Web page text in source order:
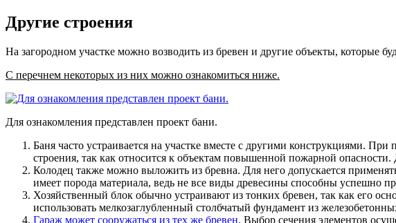
Другие строения
На загородном участке можно возводить из бревен и другие объекты, которые
С перечнем некоторых из них можно ознакомиться ниже.
Для ознакомления представлен проект бани.
Баня часто устраивается на участке вместе с другими конструкциями. При
строения, так как относится к объектам повышенной пожарной
Колодец также можно выложить из бревна. Для него допускается
имеет порода материала, ведь не все виды древесины способны успешно
Хозяйственный блок обычно устраивают из тонких бревен, так как его
использовать мелкозаглубленный столбчатый фундамент из
Гараж может сооружаться из тех же бревен. Выбор сечения элементов